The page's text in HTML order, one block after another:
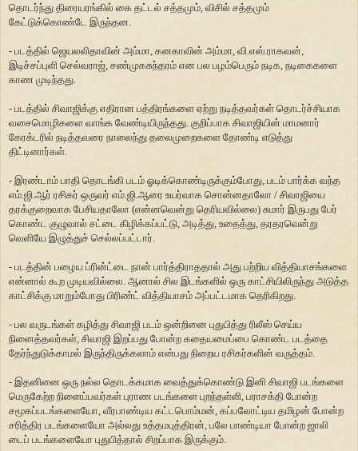
தொடர்ந்து திரையரங்கில் கை தட்டல் சத்தமும், விசில் சத்தமும்
கேட்டுக்கொண்டே இருந்தன.
- படத்தில் ஜெயலலிதாவின் அம்மா, கனகாவின் அம்மா, வி.எஸ்.ராகவன்,
இடிச்சப்புளி செல்வராஜ், சண்முகசுந்தரம் என பல பழம்பெரும் நடிக, நடிகைகளை
காண முடிந்தது.
- படத்தில் சிவாஜிக்கு எதிரான பத்திரங்களை ஏற்று நடித்தவர்கள் தொடர்ச்சியாக
வசைமொழிகளை வாங்க வேண்டியிருந்தது. குறிப்பாக சிவாஜியின் மாமனார்
கேரக்டரில் நடித்தவரை நாலைந்து தலைமுறைகளை தோண்டி எடுத்து
திட்டினார்கள்.
- இரண்டாம் பாதி தொடங்கி படம் ஓடிக்கொண்டிருக்கும்போது, படம் பார்க்க வந்த
எம்.ஜி.ஆர் ரசிகர் ஒருவர் எம்.ஜி.ஆரை உயர்வாக சொன்னதாலோ / சிவாஜியை
தரக்குறைவாக பேசியதாலோ (என்னவென்று தெரியவில்லை) சுமார் இருபது பேர்
கொண்ட குழுவால் சட்டை கிழிக்கப்பட்டு, அடித்து, உதைத்து, தரதரவென்று
வெளியே இழுத்துச் செல்லப்பட்டார்.
- படத்தின் பழைய ப்ரின்ட்டை நான் பார்த்திராததால் அது பற்றிய வித்தியாசங்களை
என்னால் கூற முடியவில்லை. ஆனால் சில இடங்களில் ஒரு காட்சியிலிருந்து அடுத்த
காட்சிக்கு மாறும்போது பிரிண்ட் வித்தியாசம் அப்பட்டமாக தெரிகிறது.
- பல வருடங்கள் கழித்து சிவாஜி படம் ஒன்றினை புதுபித்து ரிலீஸ் செய்ய
நினைத்தவர்கள், சிவாஜி இறப்பது போன்ற கதையமைப்பை கொண்ட படத்தை
தேர்ந்துடுக்காமல் இருந்திருக்கலாம் என்பது நிறைய ரசிகர்களின் வருத்தம்.
- இதனினை ஒரு நல்ல தொடக்கமாக வைத்துக்கொண்டு இனி சிவாஜி படங்களை
மெருகேற்ற நினைப்பவர்கள் புராண படங்களை புறந்தள்ளி, பராசக்தி போன்ற
சமூகப்படங்களையோ, வீரபாண்டிய கட்டபொம்மன், கப்பலோட்டிய தமிழன் போன்ற
சரித்திர படங்களையோ அல்லது உத்தமபுத்திரன், பலே பாண்டியா போன்ற ஜாலி
டைப் படங்களையோ புதுபித்தால் சிறப்பாக இருக்கும்.